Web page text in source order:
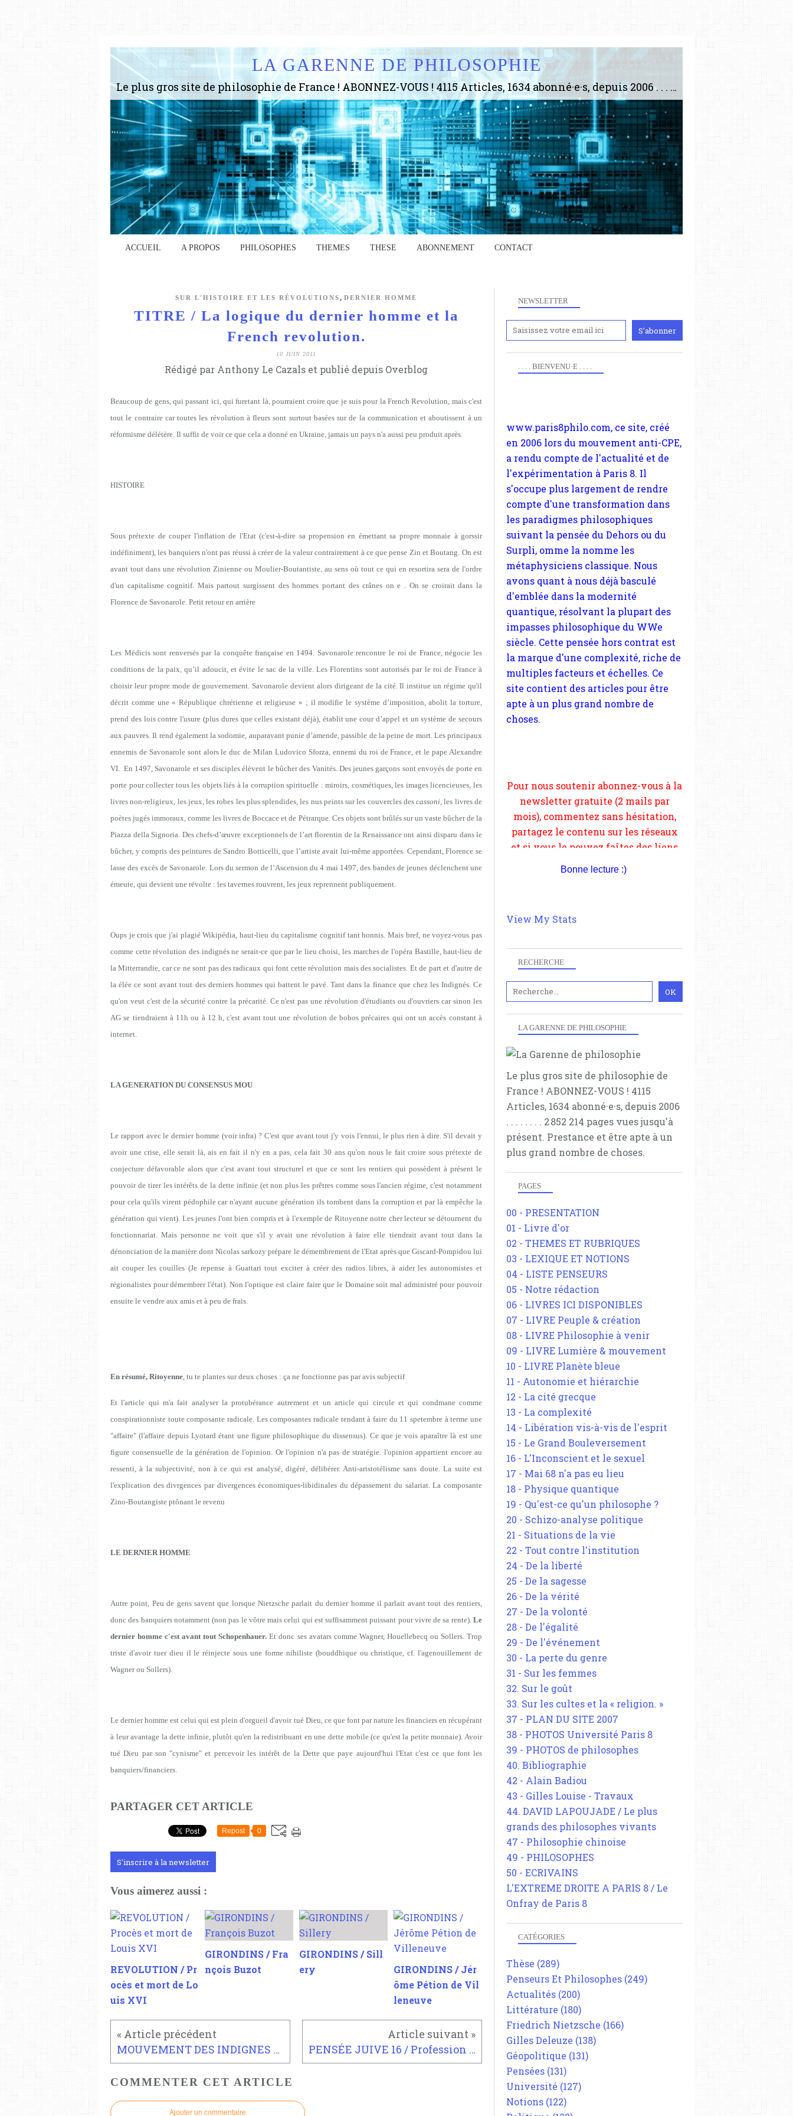
LA GARENNE DE PHILOSOPHIE
Le plus gros site de philosophie de France ! ABONNEZ-VOUS ! 4115 Articles, 1634 abonné·e·s, depuis 2006 . . . . . . . . 2 852 214 pages vues jusqu'à présent. Prestance et être apte à un plus grand nombre de choses.
ACCUEIL A PROPOS PHILOSOPHES THEMES THESE ABONNEMENT CONTACT
SUR L'HISTOIRE ET LES RÉVOLUTIONS , DERNIER HOMME
TITRE / La logique du dernier homme et la
French revolution.
10 JUIN 2011
Rédigé par Anthony Le Cazals et publié depuis Overblog
Beaucoup de gens, qui passant ici, qui furetant là, pourraient croire que je suis pour la French Revolution, mais c'est
tout le contraire car toutes les révolution à fleurs sont surtout basées sur de la communication et aboutissent à un
réformisme délétère. Il suffit de voir ce que cela a donné en Ukraine, jamais un pays n'a aussi peu produit après.
HISTOIRE
Sous prétexte de couper l'inflation de l'Etat (c'est-à-dire sa propension en émettant sa propre monnaie à gorssir
indéfiniment), les banquiers n'ont pas réussi à créer de la valeur contrairement à ce que pense Zin et Boutang. On est
avant tout dans une révolution Zinienne ou Moulier-Boutantiste, au sens où tout ce qui en resortira sera de l'ordre
d'un capitalisme cognitif. Mais partout surgissent des hommes portant des crânes on e . On se croirait dans la
Florence de Savonarole. Petit retour en arrière
Les Médicis sont renversés par la conquête française en 1494. Savonarole rencontre le roi de France, négocie les
conditions de la paix, qu’il adoucit, et évite le sac de la ville. Les Florentins sont autorisés par le roi de France à
choisir leur propre mode de gouvernement. Savonarole devient alors dirigeant de la cité. Il institue un régime qu'il
décrit comme une « République chrétienne et religieuse » ; il modifie le système d’imposition, abolit la torture,
prend des lois contre l'usure (plus dures que celles existant déjà), établit une cour d’appel et un système de secours
aux pauvres. Il rend également la sodomie, auparavant punie d’amende, passible de la peine de mort. Les principaux
ennemis de Savonarole sont alors leduc de Milan Ludovico Sforza , ennemi du roi de France, et le pape Alexandre
VI. En 1497, Savonarole et ses disciples élèvent le bûcher des Vanités. Des jeunes garçons sont envoyés de porte en
porte pour collecter tous les objets liés à la corruption spirituelle : miroirs, cosmétiques, les images licencieuses, les
livres non-religieux, les jeux, les robes les plus splendides, les nus peints sur les couvercles descassoni , les livres de
poètes jugés immoraux, comme les livres de Boccace et de Pétrarque. Ces objets sont brûlés sur un vaste bûcher de la
Piazza della Signoria. Des chefs-d’œuvre exceptionnels de l’art florentin de la Renaissance ont ainsi disparu dans le
bûcher, y compris des peintures de Sandro Botticelli, que l’artiste avait lui-même apportées. Cependant, Florence se
lasse des excès de Savonarole. Lors du sermon de l’Ascension du 4 mai 1497, des bandes de jeunes déclenchent une
émeute, qui devient une révolte : les tavernes rouvrent, les jeux reprennent publiquement.
Oups je crois que j'ai plagié Wikipédia, haut-lieu du capitalisme cognitif tant honnis. Mais bref, ne voyez-vous pas
comme cette révolution des indignés ne serait-ce que par le lieu choisi, les marches de l'opéra Bastille, haut-lieu de
la Mitterrandie, car ce ne sont pas des radicaux qui font cette révolution mais des socialistes. Et de part et d'autre de
la élée ce sont avant tout des derniers hommes qui battent le pavé. Tant dans la finance que chez les Indignés. Ce
qu'on veut c'est de la sécurité contre la précarité. Ce n'est pas une révolution d'étudiants ou d'ouvriers car sinon les
AG se tiendraient à 11h ou à 12 h, c'est avant tout une révolution de bobos précaires qui ont un accès constant à
internet.
LA GENERATION DU CONSENSUS MOU
Le rapport avec le dernier homme (voir infra) ? C'est que avant tout j'y vois l'ennui, le plus rien à dire. S'il devait y
avoir une crise, elle serait là, ais en fait il n'y en a pas, cela fait 30 ans qu'on nous le fait croire sous prétexte de
conjecture défavorable alors que c'est avant tout structurel et que ce sont les rentiers qui possèdent à présent le
pouvoir de tirer les intérêts de la dette infinie (et non plus les prêtres comme sous l'ancien régime, c'est notamment
pour cela qu'ils virent pédophile car n'ayant aucune génération ils tombent dans la corruption et par là empêche la
génération qui vient). Les jeunes l'ont bien compris et à l'exemple de Ritoyenne notre cher lecteur se détournent du
fonctionnariat. Mais personne ne voit que s'il y avait une révolution à faire elle tiendrait avant tout dans la
dénonciation de la manière dont Nicolas sarkozy prépare le démembrement de l'Etat après que Giscard-Pompidou lui
ait couper les couilles (Je repense à Guattari tout exciter à créer des radios libres, à aider les autonomistes et
régionalistes pour démembrer l'état). Non l'optique est claire faire que le Domaine soit mal administré pour pouvoir
ensuite le vendre aux amis et à peu de frais.
En résumé, Ritoyenne , tu te plantes sur deux choses : ça ne fonctionne pas par avis subjectif
Et l'article qui m'a fait analyser la protubérance autrement et un article qui circule et qui condmane comme
conspirationniste toute composante radicale. Les composantes radicale tendant à faire du 11 spetembre à terme une
"affaire" (l'affaire depuis Lyotard étant une figure philosophique du dissensus). Ce que je vois aparaître là est une
figure consensuelle de la génération de l'opinion. Or l'opinion n'a pas de stratégie. l'opinion appartient encore au
ressenti, à la subjectivité, non à ce qui est analysé, digéré, délibérer. Anti-aristotélisme sans doute. La suite est
l'explication des divrgences par divergences économiques-libidinales du dépassement du salariat. La composante
Zino-Boutangiste ptônant le revenu
LE DERNIER HOMME
Autre point, Peu de gens savent que lorsque Nietzsche parlait du dernier homme il parlait avant tout des rentiers,
donc des banquiers notamment (non pas le vôtre mais celui qui est suffisamment puissant pour vivre de sa rente). Le
dernier homme c'est avant tout Schopenhauer. Et donc ses avatars comme Wagner, Houellebecq ou Sollers. Trop
triste d'avoir tuer dieu il le réinjecte sous une forme nihiliste (bouddhique ou christique, cf. l'agenouillement de
Wagner ou Sollers).
Le dernier homme est celui qui est plein d'orgueil d'avoir tué Dieu, ce que font par nature les financiers en récupérant
à leur avantage la dette infinie, plutôt qu'en la redistribuant en une dette mobile (ce qu'est la petite monnaie). Avoir
tué Dieu par son "cynisme" et percevoir les intérêt de la Dette que paye aujourd'hui l'Etat c'est ce que font les
banquiers/financiers.
PARTAGER CET ARTICLE
Repost 0
S'inscrire à la newsletter
Vous aimerez aussi :
REVOLUTION / Pr
ocès et mort de Lo
uis XVI
GIRONDINS / Fra
nçois Buzot
GIRONDINS / Sill
ery
GIRONDINS / Jér
ôme Pétion de Vil
leneuve
MOUVEMENT DES INDIGNES 2011 / AGENDA du 4 juin 12 juin 2011 PENSÉE JUIVE 16 / Profession et judéité.
COMMENTER CET ARTICLE
Ajouter un commentaire
NEWSLETTER
RECHERCHE
LA GARENNE DE PHILOSOPHIE
Le plus gros site de philosophie de
France ! ABONNEZ-VOUS ! 4115
Articles, 1634 abonné·e·s, depuis 2006
. . . . . . . . 2 852 214 pages vues jusqu'à
présent. Prestance et être apte à un
plus grand nombre de choses.
PAGES
00 - PRESENTATION
01 - Livre d'or
02 - THEMES ET RUBRIQUES
03 - LEXIQUE ET NOTIONS
04 - LISTE PENSEURS
05 - Notre rédaction
06 - LIVRES ICI DISPONIBLES
07 - LIVRE Peuple & création
08 - LIVRE Philosophie à venir
09 - LIVRE Lumière & mouvement
10 - LIVRE Planète bleue
11 - Autonomie et hiérarchie
12 - La cité grecque
13 - La complexité
14 - Libération vis-à-vis de l'esprit
15 - Le Grand Bouleversement
16 - L'Inconscient et le sexuel
17 - Mai 68 n'a pas eu lieu
18 - Physique quantique
19 - Qu'est-ce qu'un philosophe ?
20 - Schizo-analyse politique
21 - Situations de la vie
22 - Tout contre l'institution
24 - De la liberté
25 - De la sagesse
26 - De la vérité
27 - De la volonté
28 - De l'égalité
29 - De l'événement
30 - La perte du genre
31 - Sur les femmes
32. Sur le goût
33. Sur les cultes et la « religion. »
37 - PLAN DU SITE 2007
38 - PHOTOS Université Paris 8
39 - PHOTOS de philosophes
40. Bibliographie
42 - Alain Badiou
43 - Gilles Louise - Travaux
44. DAVID LAPOUJADE / Le plus
grands des philosophes vivants
47 - Philosophie chinoise
49 - PHILOSOPHES
50 - ECRIVAINS
L'EXTREME DROITE A PARIS 8 / Le
Onfray de Paris 8
CATÉGORIES
Thèse (289)
Penseurs Et Philosophes (249)
Actualités (200)
Littérature (180)
Friedrich Nietzsche (166)
Gilles Deleuze (138)
Géopolitique (131)
Pensées (131)
Université (127)
Notions (122)
. . . . BIENVENU·E . . . .
www.paris8philo.com, ce site, créé
en 2006 lors du mouvement anti-CPE,
s'occupe plus largement de rendre
compte d'une transformation dans
les paradigmes philosophiques
suivant la pensée du Dehors ou du
Surpli, omme la nomme les
métaphysiciens classique. Nous
avons quant à nous déjà basculé
d'emblée dans la modernité
quantique, résolvant la plupart des
impasses philosophique du WWe
siècle. Cette pensée hors contrat est
la marque d'une complexité, riche de
multiples facteurs et échelles. Ce
site contient des articles pour être
apte à un plus grand nombre de
choses.
et si vous le pouvez faîtes des liens
depuis votre site.
Bonne lecture :)
View My Stats